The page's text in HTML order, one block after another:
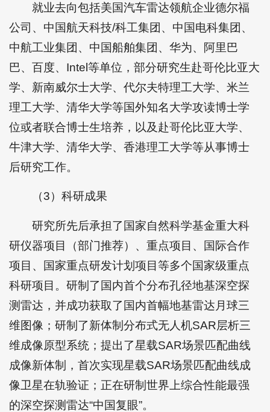
就业去向包括美国汽车雷达领航企业德尔福
公司、中国航天科技/科工集团、中国电科集团、
中航工业集团、中国船舶集团、华为、阿里巴
巴、百度、Intel等单位，部分研究生赴哥伦比亚大
学、新南威尔士大学、代尔夫特理工大学、米兰
理工大学、清华大学等国外知名大学攻读博士学
位或者联合博士生培养，以及赴哥伦比亚大学、
牛津大学、清华大学、香港理工大学等从事博士
后研究工作。
（3）科研成果
研究所先后承担了国家自然科学基金重大科
研仪器项目（部门推荐）、重点项目、国际合作
项目、国家重点研发计划项目等多个国家级重点
科研项目。研制了国内首个分布孔径地基深空探
测雷达，并成功获取了国内首幅地基雷达月球三
维图像；研制了新体制分布式无人机SAR层析三
维成像原型系统；提出了星载SAR场景匹配曲线
成像新体制，首次实现星载SAR场景匹配曲线成
像卫星在轨验证；正在研制世界上综合性能最强
的深空探测雷达“中国复眼”。